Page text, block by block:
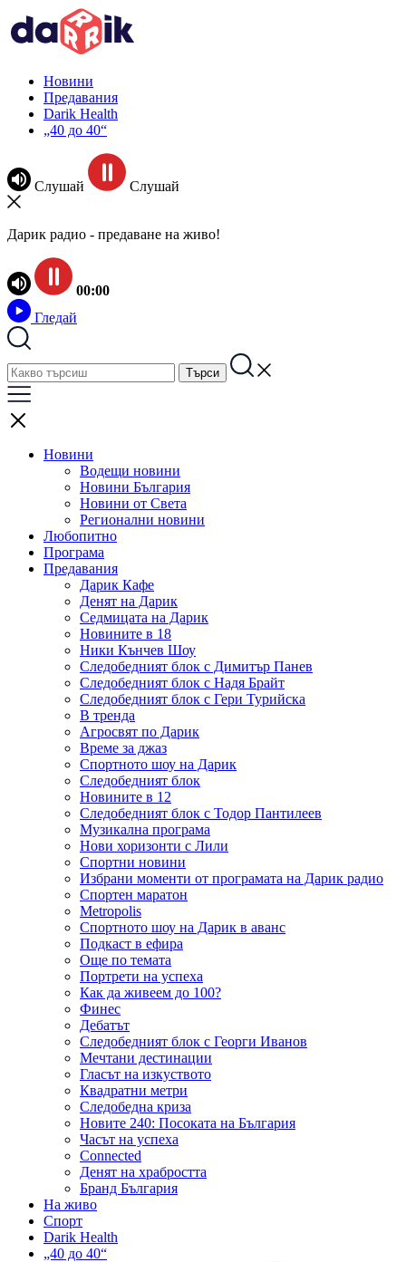
Новини
Предавания
Darik Health
„40 до 40“
Слушай Слушай
Дарик радио - предаване на живо!
00:00
Гледай
Новини
Водещи новини
Новини България
Новини от Света
Регионални новини
Любопитно
Програма
Предавания
Дарик Кафе
Денят на Дарик
Седмицата на Дарик
Новините в 18
Ники Кънчев Шоу
Следобедният блок с Димитър Панев
Следобедният блок с Надя Брайт
Следобедният блок с Гери Турийска
В тренда
Агросвят по Дарик
Време за джаз
Спортното шоу на Дарик
Следобедният блок
Новините в 12
Следобедният блок с Тодор Пантилеев
Музикална програма
Нови хоризонти с Лили
Спортни новини
Избрани моменти от програмата на Дарик радио
Спортен маратон
Metropolis
Спортното шоу на Дарик в аванс
Подкаст в ефира
Още по темата
Портрети на успеха
Как да живеем до 100?
Финес
Дебатът
Следобедният блок с Георги Иванов
Мечтани дестинации
Гласът на изкуството
Квадратни метри
Следобедна криза
Новите 240: Посоката на България
Часът на успеха
Connected
Денят на храбростта
Бранд България
На живо
Спорт
Darik Health
„40 до 40“